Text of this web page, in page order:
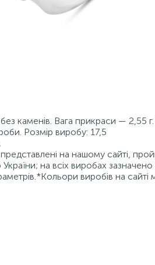
каменів. Вага прикраси — 2,55
Розмір виробу: 17,5
представлені на нашому сайті,
на всіх виробах
виробів на